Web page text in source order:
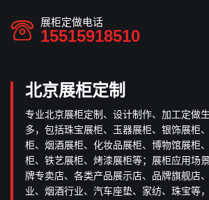
展柜定做电话
15515918510
北京展柜定制
专业北京展柜定制、设计制作、加工定做
多，包括珠宝展柜、玉器展柜、银饰展柜
柜、烟酒展柜、化妆品展柜、博物馆展柜
柜、铁艺展柜、烤漆展柜等；展柜应用场
牌专卖店、各类产品展示店、品牌旗舰店
业、烟酒行业、汽车座垫、家纺、珠宝等